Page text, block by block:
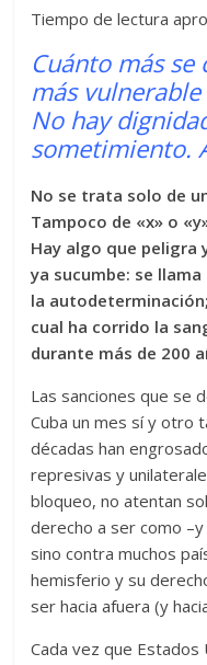
Tiempo de lectura
Cuánto más se
más
No hay
sometimiento.
No se trata solo de
Tampoco de «x» o
Hay algo que peligra
ya sucumbe: se
la
cual ha corrido la
durante más de 200
Las sanciones que se
Cuba un mes sí y otro
décadas han
represivas y
bloqueo, no atentan
derecho a ser como
sino contra muchos
hemisferio y su
ser hacia afuera (y
Cada vez que Estados